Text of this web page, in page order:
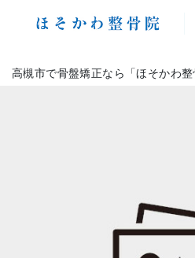
高槻市で骨盤矯正なら「ほそかわ